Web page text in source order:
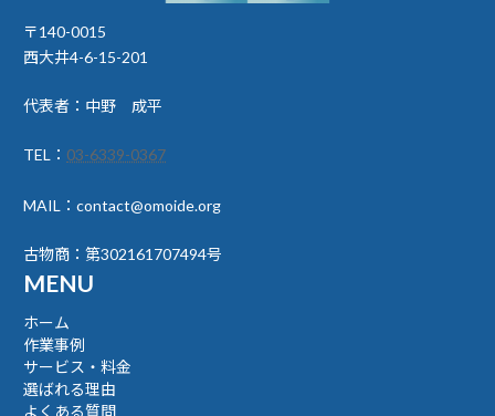
〒140-0015
西大井4-6-15-201
代表者：中野 成平
TEL： 03-6339-0367
MAIL：contact@omoide.org
古物商：第302161707494号
MENU
ホーム
作業事例
サービス・料金
選ばれる理由
よくある質問